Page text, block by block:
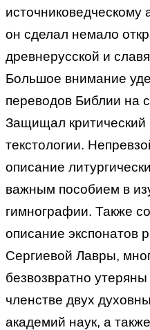
источниковедческому
он сделал немало
древнерусской и
Большое внимание
переводов Библии на
Защищал критический
текстологии.
описание
важным пособием в
гимнографии. Также
описание экспонатов
Сергиевой Лавры,
безвозвратно
членстве двух
академий наук, а